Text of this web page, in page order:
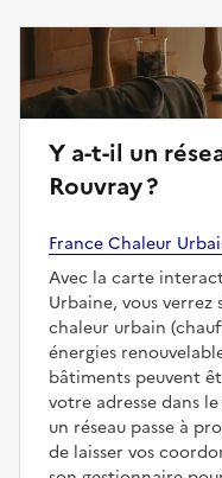
Y a-t-il un réseau de chaleur à
Rouvray ?
France Chaleur
Avec la carte
Urbaine, vous verrez
chaleur urbain
énergies
bâtiments peuvent
votre adresse dans
un réseau passe à
de laisser vos